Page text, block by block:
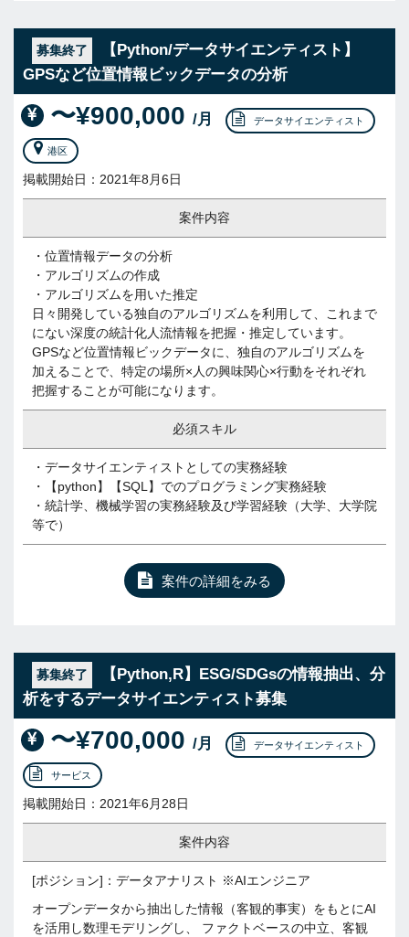
募集終了
【Python/データサイエンティスト】
GPSなど位置情報ビックデータの分析
〜¥900,000 /月 データサイエンティスト
港区
掲載開始日：2021年8月6日
案件内容
・位置情報データの分析
・アルゴリズムの作成
・アルゴリズムを用いた推定
日々開発している独自のアルゴリズムを利用して、これまで
にない深度の統計化人流情報を把握・推定しています。
GPSなど位置情報ビックデータに、独自のアルゴリズムを
加えることで、特定の場所×人の興味関心×行動をそれぞれ
把握することが可能になります。
必須スキル
・データサイエンティストとしての実務経験
・【python】【SQL】でのプログラミング実務経験
・統計学、機械学習の実務経験及び学習経験（大学、大学院
等で）
案件の詳細をみる
募集終了
【Python,R】ESG/SDGsの情報抽出、分
析をするデータサイエンティスト募集
〜¥700,000 /月 データサイエンティスト
サービス
掲載開始日：2021年6月28日
案件内容
[ポジション]：データアナリスト ※AIエンジニア
オープンデータから抽出した情報（客観的事実）をもとにAI
を活用し数理モデリングし、 ファクトベースの中立、客観